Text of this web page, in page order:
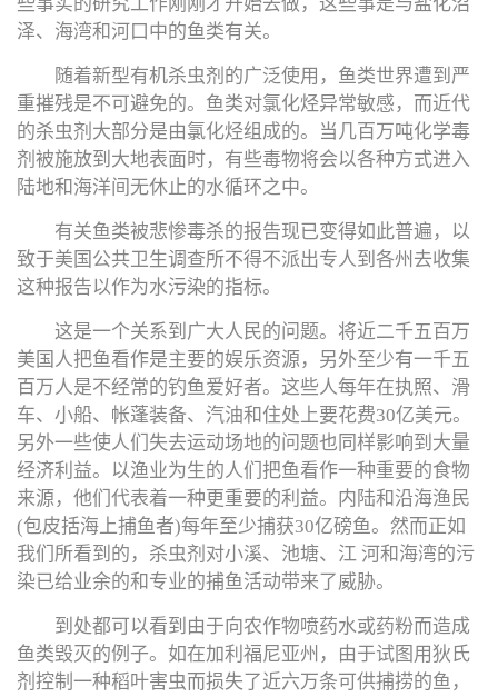
泽、海湾和河口中的鱼类有关。
随着新型有机杀虫剂的广泛使用，鱼类世界遭到严
重摧残是不可避免的。鱼类对氯化烃异常敏感，而近代
的杀虫剂大部分是由氯化烃组成的。当几百万吨化学毒
剂被施放到大地表面时，有些毒物将会以各种方式进入
陆地和海洋间无休止的水循环之中。
有关鱼类被悲惨毒杀的报告现已变得如此普遍，以
致于美国公共卫生调查所不得不派出专人到各州去收集
这种报告以作为水污染的指标。
这是一个关系到广大人民的问题。将近二千五百万
美国人把鱼看作是主要的娱乐资源，另外至少有一千五
百万人是不经常的钓鱼爱好者。这些人每年在执照、滑
车、小船、帐蓬装备、汽油和住处上要花费30亿美元。
另外一些使人们失去运动场地的问题也同样影响到大量
经济利益。以渔业为生的人们把鱼看作一种重要的食物
来源，他们代表着一种更重要的利益。内陆和沿海渔民
(包皮括海上捕鱼者)每年至少捕获30亿磅鱼。然而正如
我们所看到的，杀虫剂对小溪、池塘、江 河和海湾的污
染已给业余的和专业的捕鱼活动带来了威胁。
到处都可以看到由于向农作物喷药水或药粉而造成
鱼类毁灭的例子。如在加利福尼亚州，由于试图用狄氏
剂控制一种稻叶害虫而损失了近六万条可供捕捞的鱼，